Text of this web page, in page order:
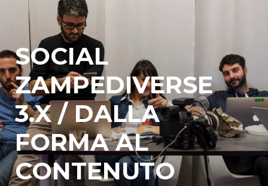
SOCIAL
ZAMPEDIVERSE
3.X / DALLA
FORMA AL
CONTENUTO